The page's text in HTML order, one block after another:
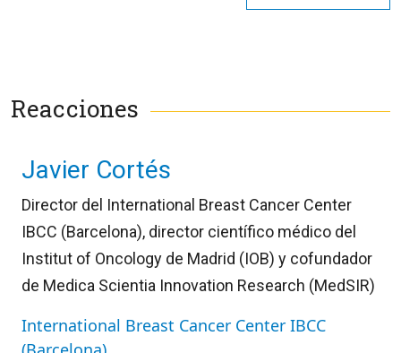
Reacciones
Javier Cortés
Director del International Breast Cancer Center
IBCC (Barcelona), director científico médico del
Institut of Oncology de Madrid (IOB) y cofundador
de Medica Scientia Innovation Research (MedSIR)
International Breast Cancer Center IBCC